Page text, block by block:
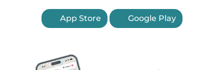
App Store Google Play